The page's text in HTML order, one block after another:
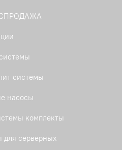
системы
насосы
комплекты
для серверных